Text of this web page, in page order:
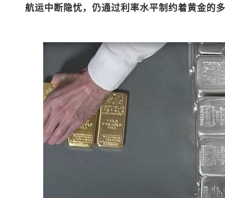
航运中断隐忧，仍通过利率水平制约着黄金的